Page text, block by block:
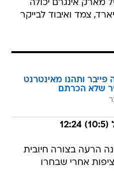
מארק אינגרם יכולה
להדאיג את העורבים. 192 יארד, צמד ואיבוד לבייקר
פייבר ותהנו מאינטרנט
שלא הכרתם
הרעה בצורה חיובית
אחרי שבחרו